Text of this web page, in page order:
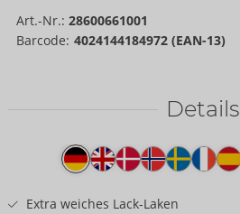
Art.-Nr.: 28600661001
Barcode: 4024144184972 (EAN-13)
Details
Produkttext
Extra weiches Lack-Laken